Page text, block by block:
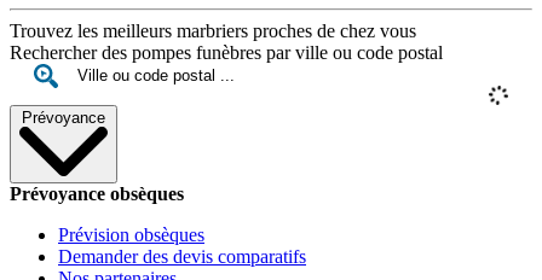
Trouvez les meilleurs marbriers proches de chez vous
Rechercher des pompes funèbres par ville ou code postal
Prévoyance
Prévoyance obsèques
Prévision obsèques
Demander des devis comparatifs